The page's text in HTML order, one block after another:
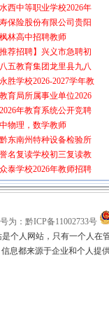
西中等职业学校2026年
保险股份有限公司贵阳
林高中招聘教师
推荐招聘】兴义市急聘初
五教育集团龙里县九八
胜学校2026-2027学年教
育局所属事业单位2026
年教育系统公开竞聘
物理，数学教师
东南州特种设备检验所
名复读学校初三复读教
泰学校2026年教师招聘
为：黔ICP备11002733号
是个人网站，只有一个人在
息都来源于企业和个人提